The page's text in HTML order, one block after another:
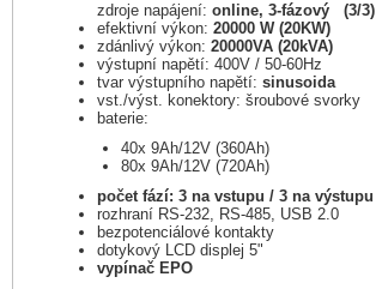
zdroje napájení: online, 3-fázový (3/3)
efektivní výkon: 20000 W (20KW)
zdánlivý výkon: 20000VA (20kVA)
výstupní napětí: 400V / 50-60Hz
tvar výstupního napětí: sinusoida
vst./výst. konektory: šroubové svorky
baterie:
40x 9Ah/12V (360Ah)
80x 9Ah/12V (720Ah)
počet fází: 3 na vstupu / 3 na výstupu
rozhraní RS-232, RS-485, USB 2.0
bezpotenciálové kontakty
dotykový LCD displej 5"
vypínač EPO